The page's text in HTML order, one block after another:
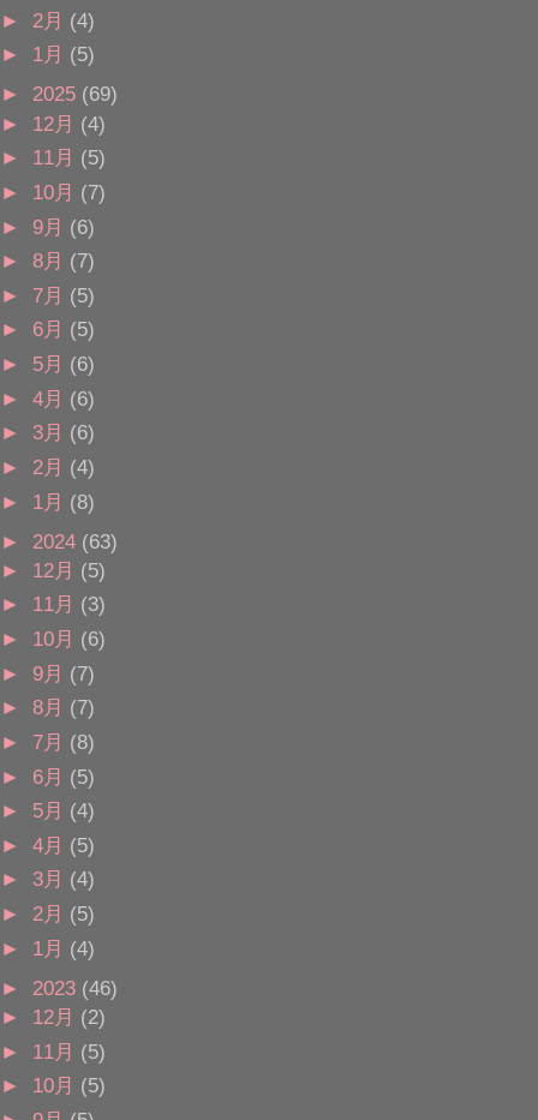
► 2月 (4)
► 1月 (5)
► 2025 (69)
► 12月 (4)
► 11月 (5)
► 10月 (7)
► 9月 (6)
► 8月 (7)
► 7月 (5)
► 6月 (5)
► 5月 (6)
► 4月 (6)
► 3月 (6)
► 2月 (4)
► 1月 (8)
► 2024 (63)
► 12月 (5)
► 11月 (3)
► 10月 (6)
► 9月 (7)
► 8月 (7)
► 7月 (8)
► 6月 (5)
► 5月 (4)
► 4月 (5)
► 3月 (4)
► 2月 (5)
► 1月 (4)
► 2023 (46)
► 12月 (2)
► 11月 (5)
► 10月 (5)